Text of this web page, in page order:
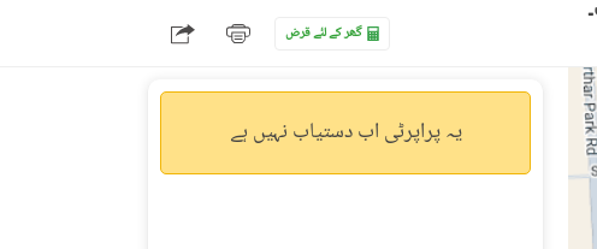
گھر کے لئے قرض
یہ پراپرٹی اب دستیاب نہیں ہے